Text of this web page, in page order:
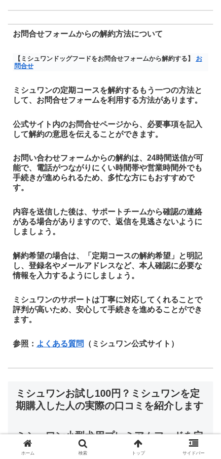
お問合せフォームからの解約方法について
【ミシュワンドッグフードをお問合せフォームから解約する】 お
問合せ
ミシュワンの定期コースを解約するもう一つの方法と
して、お問合せフォームを利用する方法があります。
公式サイト内のお問合せページから、必要事項を記入
して解約の意思を伝えることができます。
お問い合わせフォームからの解約は、24時間送信が可
能で、電話がつながりにくい時間帯や営業時間外でも
手続きが進められるため、多忙な方にもおすすめで
す。
内容を送信した後は、サポートチームから確認の連絡
がある場合がありますので、返信を見逃さないように
しましょう。
解約希望の場合は、「定期コースの解約希望」と明記
し、登録名やメールアドレスなど、本人確認に必要な
情報を入力するようにしましょう。
ミシュワンのサポートは丁寧に対応してくれることで
評判が高いため、安心して手続きを進めることができ
ます。
参照： よくある質問 （ミシュワン公式サイト）
ミシュワンお試し100円？ミシュワンを定
期購入した人の実際の口コミを紹介します
ミシュワン小型犬用プレミアムフードを定
期購入している方の口コミを見てみると、
ホーム 検索 トップ サイドバー